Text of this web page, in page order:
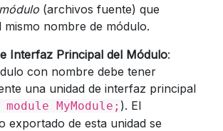
(archivos fuente) que
nombre de módulo.
Interfaz Principal del Módulo:
con nombre debe tener
una unidad de interfaz principal
MyModule; ). El
exportado de esta unidad se